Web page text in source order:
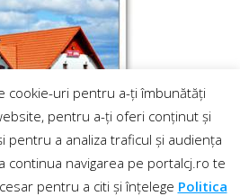
cookie-uri pentru a-ți îmbunătăți
pentru a-ți oferi conținut și
pentru a analiza traficul și audiența
continua navigarea pe portalcj.ro te
pentru a citi și înțelege Politica